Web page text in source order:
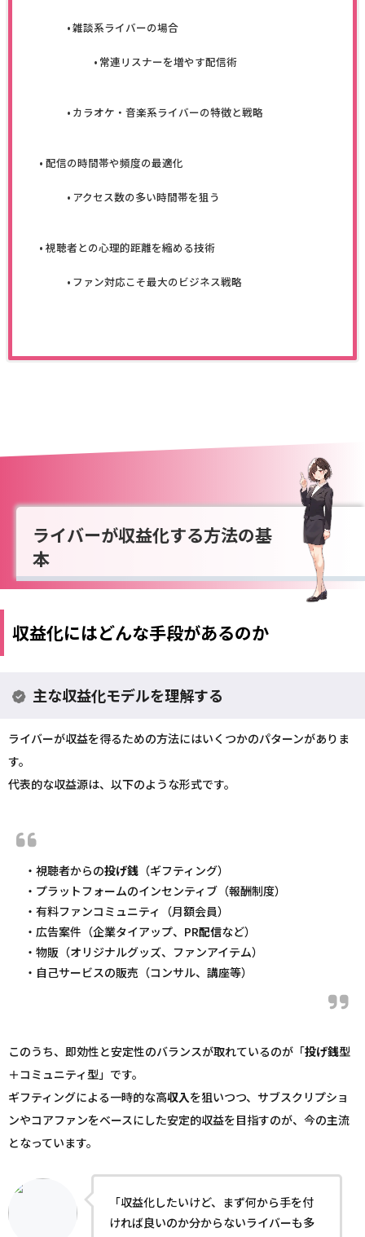
雑談系ライバーの場合
常連リスナーを増やす配信術
カラオケ・音楽系ライバーの特徴と戦略
配信の時間帯や頻度の最適化
アクセス数の多い時間帯を狙う
視聴者との心理的距離を縮める技術
ファン対応こそ最大のビジネス戦略
ライバーが収益化する方法の基
本
収益化にはどんな手段があるのか
主な収益化モデルを理解する
ライバーが収益を得るための方法にはいくつかのパターンがありま
す。
代表的な収益源は、以下のような形式です。
・視聴者からの投げ銭 （ギフティング）
・プラットフォームのインセンティブ（報酬制度）
・有料ファンコミュニティ（月額会員）
・広告案件（企業タイアップ、PR配信など）
・物販（オリジナルグッズ、ファンアイテム）
・自己サービスの販売（コンサル、講座等）
このうち、即効性と安定性のバランスが取れているのが「投げ銭型
＋コミュニティ型」です。
ギフティングによる一時的な高収入を狙いつつ、サブスクリプショ
ンやコアファンをベースにした安定的収益を目指すのが、今の主流
となっています。
「収益化したいけど、まず何から手を付
ければ良いのか分からないライバーも多